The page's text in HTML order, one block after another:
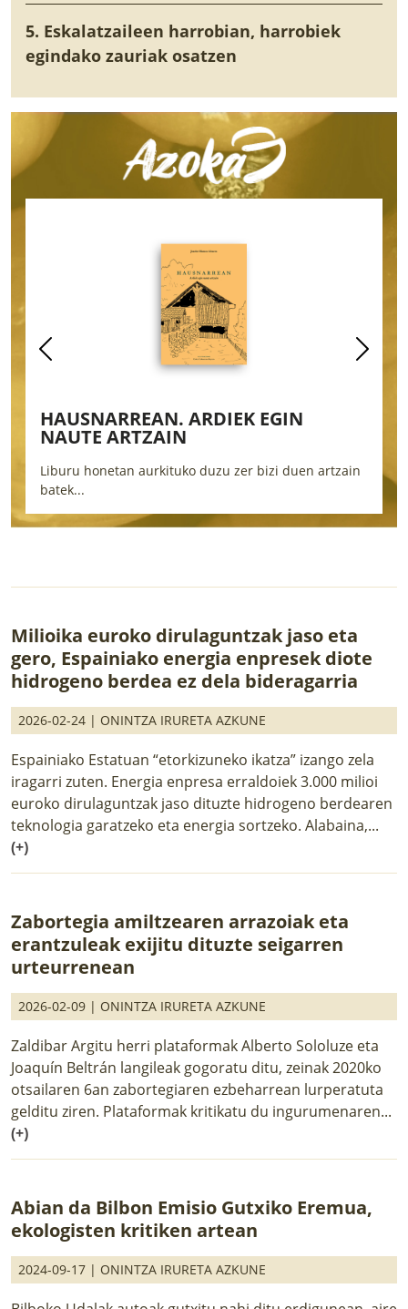
5. Eskalatzaileen harrobian, harrobiek
egindako zauriak osatzen
HAUSNARREAN. ARDIEK EGIN
NAUTE ARTZAIN
Liburu honetan aurkituko duzu zer bizi duen artzain
batek...
Milioika euroko dirulaguntzak jaso eta
gero, Espainiako energia enpresek diote
hidrogeno berdea ez dela bideragarria
2026-02-24 | ONINTZA IRURETA AZKUNE
Espainiako Estatuan “etorkizuneko ikatza” izango zela
iragarri zuten. Energia enpresa erraldoiek 3.000 milioi
euroko dirulaguntzak jaso dituzte hidrogeno berdearen
teknologia garatzeko eta energia sortzeko. Alabaina,...
(+)
Zabortegia amiltzearen arrazoiak eta
erantzuleak exijitu dituzte seigarren
urteurrenean
2026-02-09 | ONINTZA IRURETA AZKUNE
Zaldibar Argitu herri plataformak Alberto Sololuze eta
Joaquín Beltrán langileak gogoratu ditu, zeinak 2020ko
otsailaren 6an zabortegiaren ezbeharrean lurperatuta
gelditu ziren. Plataformak kritikatu du ingurumenaren...
(+)
Abian da Bilbon Emisio Gutxiko Eremua,
ekologisten kritiken artean
2024-09-17 | ONINTZA IRURETA AZKUNE